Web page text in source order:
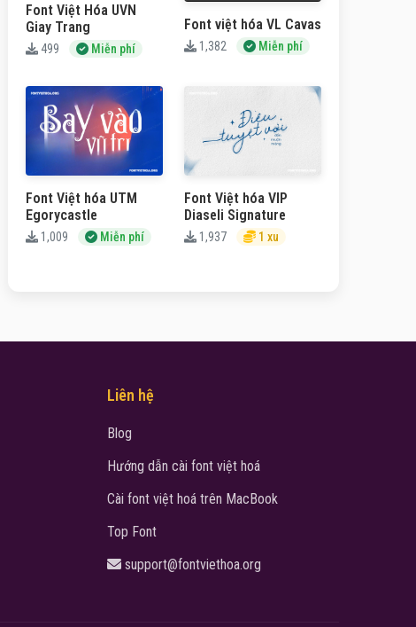
Font Việt Hóa UVN
Giay Trang
499 Miễn phí
Font việt hóa VL Cavas
1,382 Miễn phí
Font Việt hóa UTM
Egorycastle
1,009 Miễn phí
Font Việt hóa VIP
Diaseli Signature
1,937 1 xu
Liên hệ
Blog
Hướng dẫn cài font việt hoá
Cài font việt hoá trên MacBook
Top Font
support@fontviethoa.org